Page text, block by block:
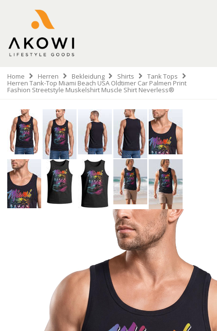
Home Herren Bekleidung Shirts Tank Tops
Herren Tank-Top Miami Beach USA Oldtimer Car Palmen Print
Fashion Streetstyle Muskelshirt Muscle Shirt Neverless®